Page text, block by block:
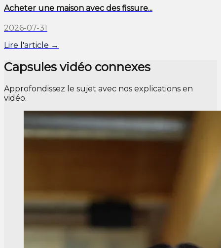
Acheter une maison avec des fissure...
2026-07-31
Lire l'article →
Capsules vidéo connexes
Approfondissez le sujet avec nos explications en
vidéo.